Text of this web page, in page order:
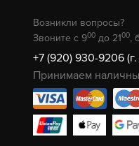
Возникли вопросы?
Звоните с 900 до 2100,
+7 (920) 930-9206
Принимаем